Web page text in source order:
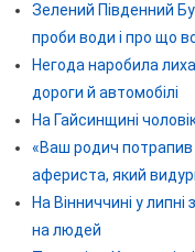
Зелений Південний
проби води і про що
Негода наробила
дороги й автомобілі
На Гайсинщині
«Ваш родич потрапив
афериста, який
На Вінниччині у
на людей